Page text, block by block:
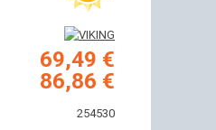
69,49 €
86,86 €
254530